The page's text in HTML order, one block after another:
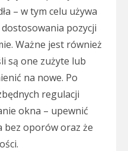
– w tym celu używa
pozycji
Ważne jest również
są one zużyte lub
na nowe. Po
regulacji
okna – upewnić
bez oporów oraz że